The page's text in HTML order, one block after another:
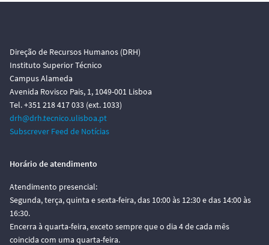
Direção de Recursos Humanos (DRH)
Instituto Superior Técnico
Campus Alameda
Avenida Rovisco Pais, 1, 1049-001 Lisboa
Tel. +351 218 417 033 (ext. 1033)
drh@drh.tecnico.ulisboa.pt
Subscrever Feed de Notícias
Horário de atendimento
Atendimento presencial:
Segunda, terça, quinta e sexta-feira, das 10:00 às 12:30 e das 14:00 às
16:30.
Encerra à quarta-feira, exceto sempre que o dia 4 de cada mês
coincida com uma quarta-feira.